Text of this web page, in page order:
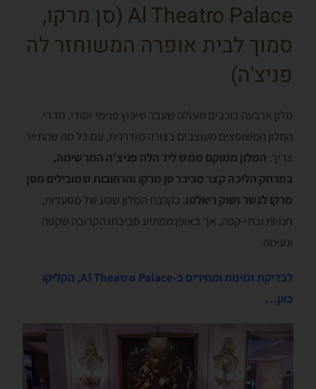
Al Theatro Palace (סן מרקו,
סמוך לבית אופרה המשוחזר לה
פניצ'ה)
מלון ארבעה כוכבים מעולה שעבר שיפוץ פנימי יסודי. חדרי
המלון המשופצים מעוצבים בצורה מודרנית, עם כל מה שהתייר
צריך. המלון ממוקם ממש ליד הלה פניצ'ה המרשימה,
במרחק הליכה קצר מכיכר סן מרקו והרחובות שמובילים מסן
מרקו לגשר ושוק ריאלטו. בקרבת המלון שפע של מסעדות,
חנויות ובתי-קפה, אך באופן מפתיע סביבתו הקרובה שקטה
ונעימה.
לבדיקת זמינות ומחירים ב-Al Theatro Palace, הקליקו
כאן…